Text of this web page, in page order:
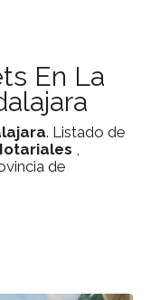
En La
. Listado de
,
de